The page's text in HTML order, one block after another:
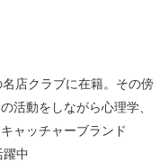
店クラブに在籍。その傍
活動をしながら心理学、
ャッチャーブランド
躍中